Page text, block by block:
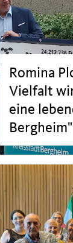
Romina
Vielfalt
eine
Bergheim"